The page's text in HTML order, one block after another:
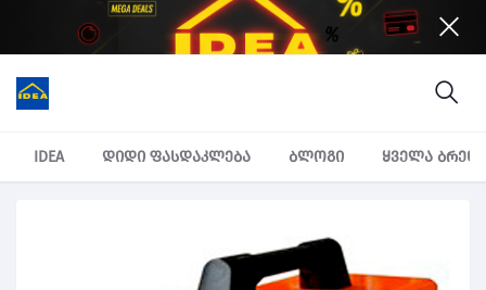
IDEA დიდი ფასდაკლება ბლოგი ყველა